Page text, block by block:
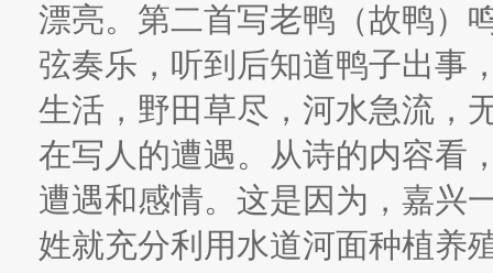
漂亮。第二首写老鸭（故鸭）
弦奏乐，听到后知道鸭子出事
生活，野田草尽，河水急流，
在写人的遭遇。从诗的内容看
遭遇和感情。这是因为，嘉兴
姓就充分利用水道河面种植养